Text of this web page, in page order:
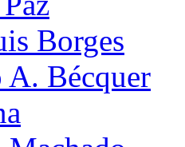
Borges
A. Bécquer